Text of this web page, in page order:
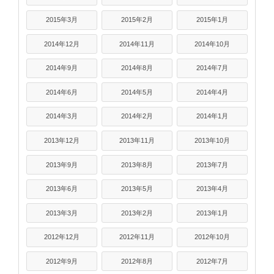
2015年3月 2015年2月 2015年1月
2014年12月 2014年11月 2014年10月
2014年9月 2014年8月 2014年7月
2014年6月 2014年5月 2014年4月
2014年3月 2014年2月 2014年1月
2013年12月 2013年11月 2013年10月
2013年9月 2013年8月 2013年7月
2013年6月 2013年5月 2013年4月
2013年3月 2013年2月 2013年1月
2012年12月 2012年11月 2012年10月
2012年9月 2012年8月 2012年7月